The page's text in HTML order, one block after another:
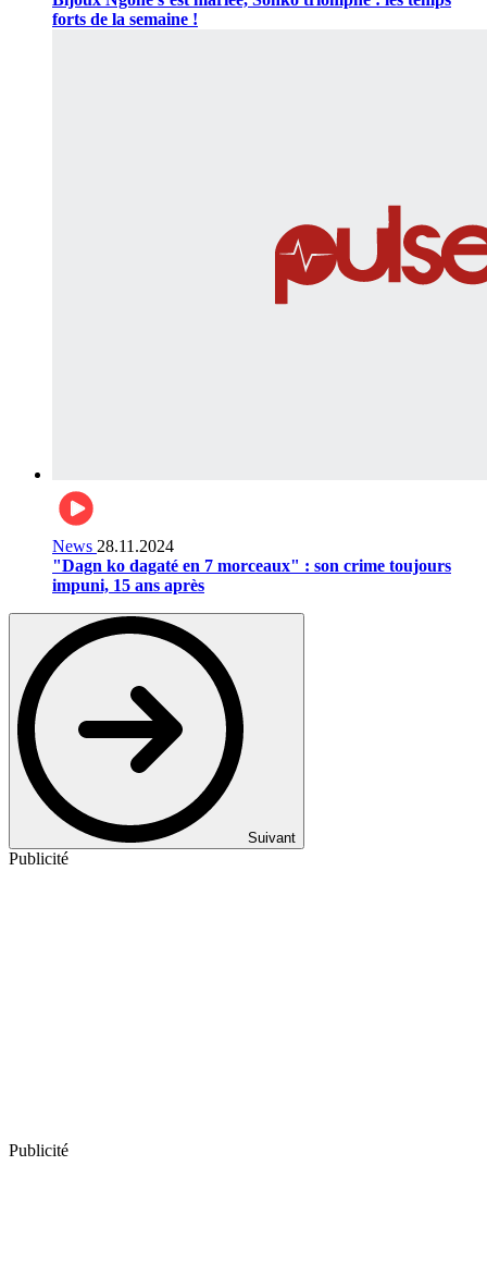
forts de la semaine !
News 28.11.2024
"Dagn ko dagaté en 7 morceaux" : son crime toujours
impuni, 15 ans après
Suivant
Publicité
Publicité